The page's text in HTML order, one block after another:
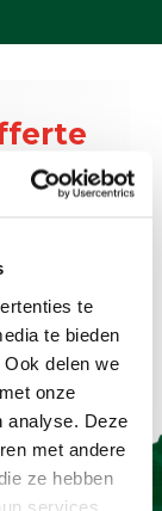
te
te bieden
delen we
onze
analyse. Deze
met andere
ze hebben
services.